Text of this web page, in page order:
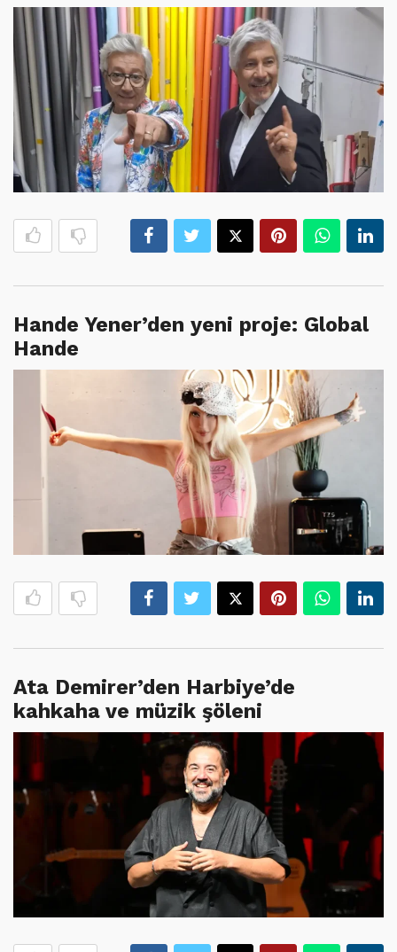
Hande Yener’den yeni proje: Global
Hande
Ata Demirer’den Harbiye’de
kahkaha ve müzik şöleni